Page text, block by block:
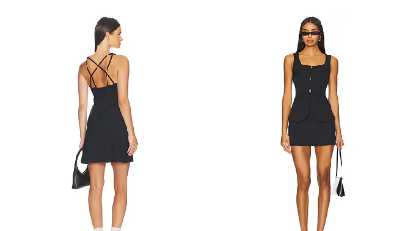
une touche d'intrigue.